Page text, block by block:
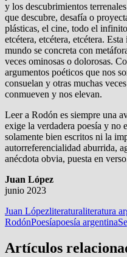
y los descubrimientos
que descubre, desafía o
plásticas, el cine, todo el
etcétera, etcétera, etcétera.
mundo se concreta con
veces ominosas o dolorosas.
argumentos poéticos que nos
consuelan y otras muchas
conmueven y nos elevan.
Leer a Rodón es siempre una
exige la verdadera poesía y no
solamente bien escritos ni la
autorreferencialidad aburrida,
anécdota obvia, puesta en
Juan López
junio 2023
Juan Lópezliteraturaliteratura
RodónPoesíapoesía argentina
Artículos